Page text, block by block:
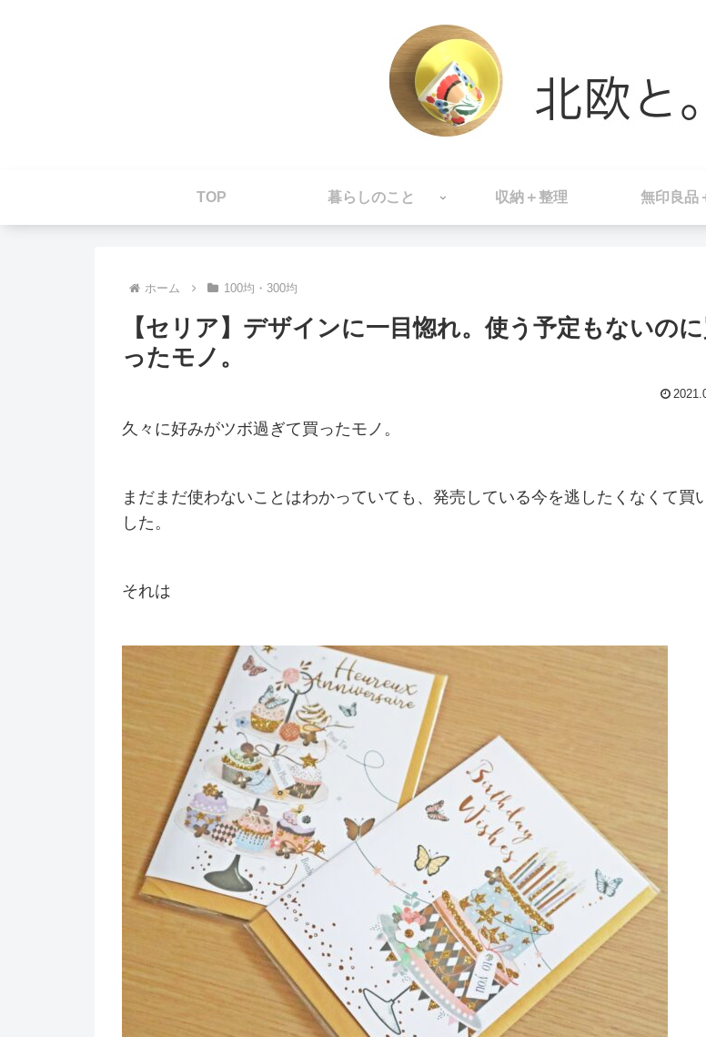
TOP 暮らしのこと 収納＋整理 無印良品
ホーム 100均・300均
【セリア】デザインに一目惚れ。使う予定もないの
ったモノ。
久々に好みがツボ過ぎて買ったモノ。
まだまだ使わないことはわかっていても、発売している今を逃したくなくて買
した。
それは